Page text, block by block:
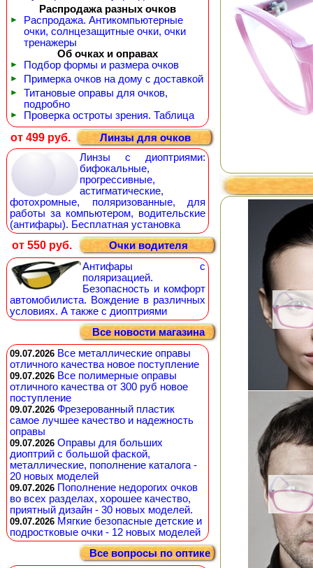
Распродажа разных очков
►
Распродажа. Антикомпьютерные
очки, солнцезащитные очки, очки
тренажеры
Об очках и оправах
► Подбор формы и размера очков
► Примерка очков на дому с доставкой
►
Титановые оправы для очков,
подробно
► Проверка остроты зрения. Таблица
от 499 руб.
Линзы для очков
Линзы с диоптриями:
бифокальные,
прогрессивные,
астигматические,
фотохромные, поляризованные, для
работы за компьютером, водительские
(антифары). Бесплатная установка
от 550 руб.
Очки водителя
Антифары с
поляризацией.
Безопасность и комфорт
автомобилиста. Вождение в различных
условиях. А также с диоптриями
Все новости магазина
09.07.2026 Все металлические оправы
отличного качества новое поступление
09.07.2026 Все полимерные оправы
отличного качества от 300 руб новое
поступление
09.07.2026 Фрезерованный пластик
самое лучшее качество и надежность
оправы
09.07.2026 Оправы для больших
диоптрий с большой фаской,
металлические, пополнение каталога -
20 новых моделей
09.07.2026 Пополнение недорогих очков
во всех разделах, хорошее качество,
приятный дизайн - 30 новых моделей.
09.07.2026 Мягкие безопасные детские и
подростковые очки - 12 новых моделей
Все вопросы по оптике